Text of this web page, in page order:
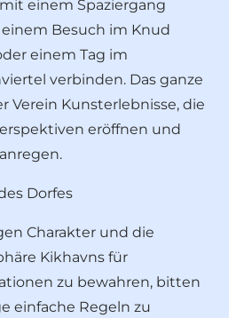
einem Spaziergang
Besuch im Knud
einem Tag im
verbinden. Das ganze
Verein Kunsterlebnisse, die
eröffnen und
Dorfes
Charakter und die
Kikhavns für
zu bewahren, bitten
einfache Regeln zu